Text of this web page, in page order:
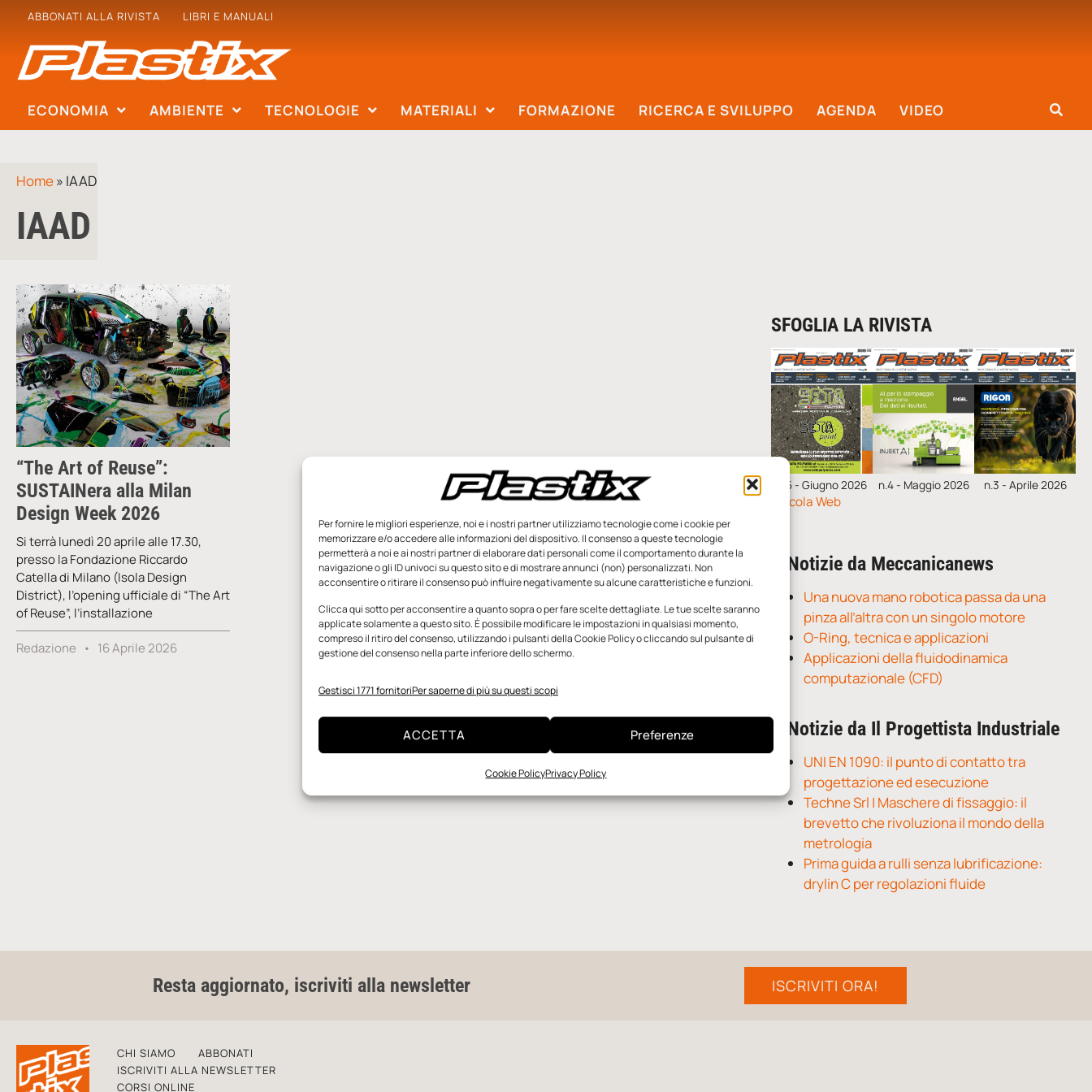
Per fornire le migliori esperienze, noi e i nostri partner utilizziamo tecnologie come i cookie per
memorizzare e/o accedere alle informazioni del dispositivo. Il consenso a queste tecnologie
permetterà a noi e ai nostri partner di elaborare dati personali come il comportamento durante la
navigazione o gli ID univoci su questo sito e di mostrare annunci (non) personalizzati. Non
acconsentire o ritirare il consenso può influire negativamente su alcune caratteristiche e funzioni.
Clicca qui sotto per acconsentire a quanto sopra o per fare scelte dettagliate. Le tue scelte saranno
applicate solamente a questo sito. È possibile modificare le impostazioni in qualsiasi momento,
compreso il ritiro del consenso, utilizzando i pulsanti della Cookie Policy o cliccando sul pulsante di
gestione del consenso nella parte inferiore dello schermo.
Gestisci 1771 fornitoriPer saperne di più su questi scopi
ACCETTA Preferenze
Cookie PolicyPrivacy Policy
ABBONATI ALLA RIVISTA LIBRI E MANUALI
ECONOMIA AMBIENTE TECNOLOGIE MATERIALI FORMAZIONE RICERCA E SVILUPPO AGENDA VIDEO
Home» IAAD
IAAD
“The Art of Reuse”:
SUSTAINera alla Milan
Design Week 2026
Si terrà lunedì 20 aprile alle 17.30,
presso la Fondazione Riccardo
Catella di Milano (Isola Design
District), l’opening ufficiale di “The Art
of Reuse”, l’installazione
Redazione 16 Aprile 2026
SFOGLIA LA RIVISTA
n.5 - Giugno 2026 n.4 - Maggio 2026 n.3 - Aprile 2026
Edicola Web
Notizie da Meccanicanews
Una nuova mano robotica passa da una
pinza all’altra con un singolo motore
O-Ring, tecnica e applicazioni
Applicazioni della fluidodinamica
computazionale (CFD)
Notizie da Il Progettista Industriale
UNI EN 1090: il punto di contatto tra
progettazione ed esecuzione
Techne Srl | Maschere di fissaggio: il
brevetto che rivoluziona il mondo della
metrologia
Prima guida a rulli senza lubrificazione:
drylin C per regolazioni fluide
Resta aggiornato, iscriviti alla newsletter ISCRIVITI ORA!
CHI SIAMO
ABBONATI
ISCRIVITI ALLA NEWSLETTER
CORSI ONLINE